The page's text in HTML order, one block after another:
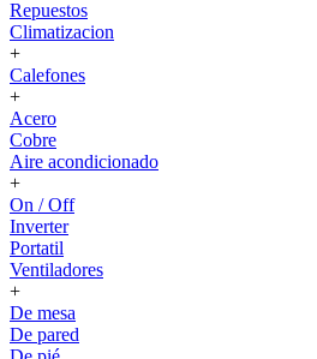
Repuestos
Climatizacion
+
Calefones
+
Acero
Cobre
Aire acondicionado
+
On / Off
Inverter
Portatil
Ventiladores
+
De mesa
De pared